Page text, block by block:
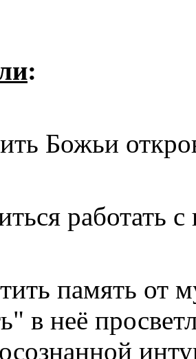
:
Божьи
работать
память от
в неё